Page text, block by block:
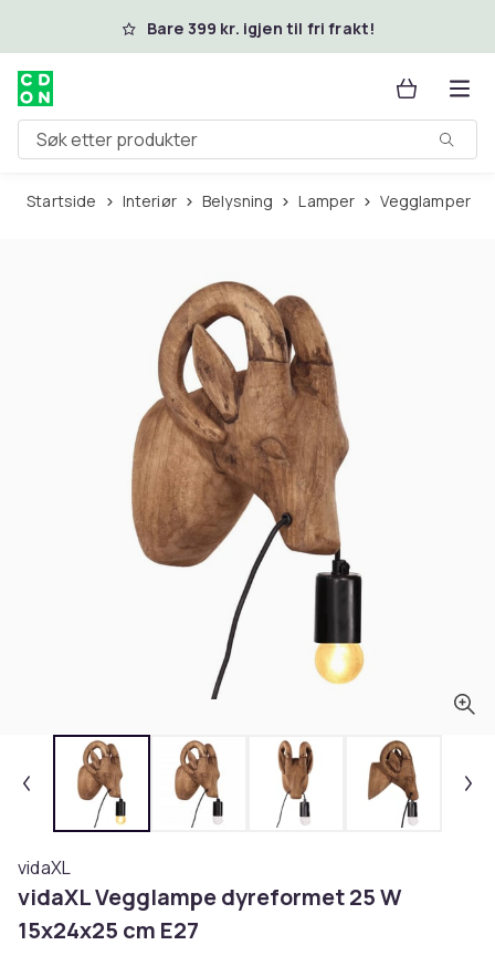
Hopp til hovedinnholdBare 399 kr. igjen til fri frakt!
Søk etter produkter
Startside Interiør Belysning Lamper Vegglamper
vidaXL
vidaXL Vegglampe dyreformet 25 W
15x24x25 cm E27